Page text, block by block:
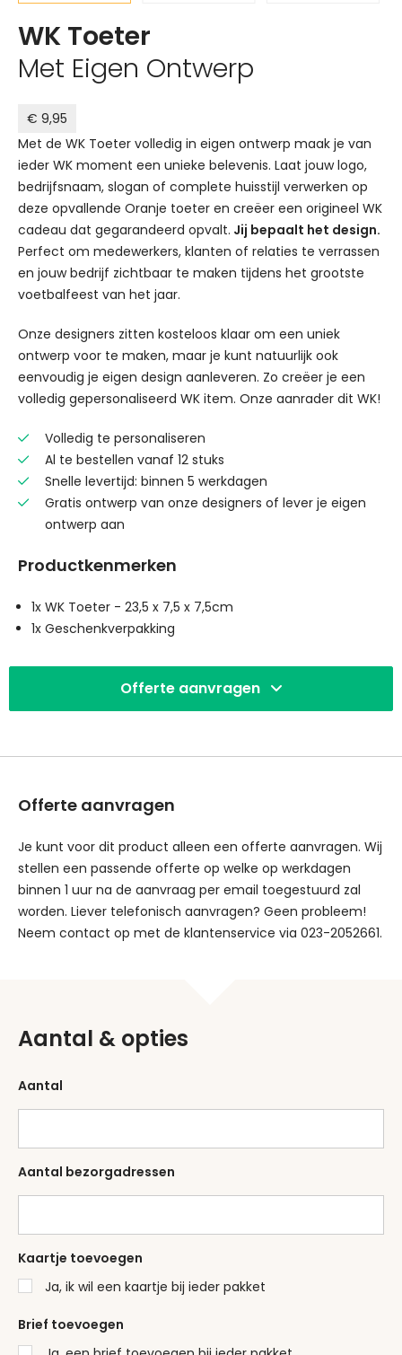
WK Toeter
Met Eigen Ontwerp
€ 9,95
Met de WK Toeter volledig in eigen ontwerp maak je van
ieder WK moment een unieke belevenis. Laat jouw logo,
bedrijfsnaam, slogan of complete huisstijl verwerken op
deze opvallende Oranje toeter en creëer een origineel WK
cadeau dat gegarandeerd opvalt. Jij bepaalt het design.
Perfect om medewerkers, klanten of relaties te verrassen
en jouw bedrijf zichtbaar te maken tijdens het grootste
voetbalfeest van het jaar.
Onze designers zitten kosteloos klaar om een uniek
ontwerp voor te maken, maar je kunt natuurlijk ook
eenvoudig je eigen design aanleveren. Zo creëer je een
volledig gepersonaliseerd WK item. Onze aanrader dit WK!
Volledig te personaliseren
Al te bestellen vanaf 12 stuks
Snelle levertijd: binnen 5 werkdagen
Gratis ontwerp van onze designers of lever je eigen
ontwerp aan
Productkenmerken
1x WK Toeter - 23,5 x 7,5 x 7,5cm
1x Geschenkverpakking
Offerte aanvragen
Offerte aanvragen
Je kunt voor dit product alleen een offerte aanvragen. Wij
stellen een passende offerte op welke op werkdagen
binnen 1 uur na de aanvraag per email toegestuurd zal
worden. Liever telefonisch aanvragen? Geen probleem!
Neem contact op met de klantenservice via 023-2052661.
Aantal & opties
Aantal
Aantal bezorgadressen
Kaartje toevoegen
Ja, ik wil een kaartje bij ieder pakket
Brief toevoegen